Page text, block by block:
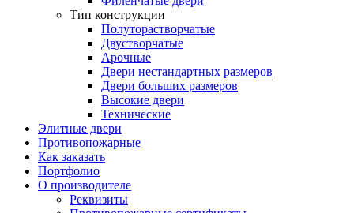
Тип конструкции
Полуторастворчатые
Двустворчатые
Арочные
Двери нестандартных размеров
Двери больших размеров
Высокие двери
Технические
Элитные двери
Противопожарные
Как заказать
Портфолио
О производителе
Реквизиты